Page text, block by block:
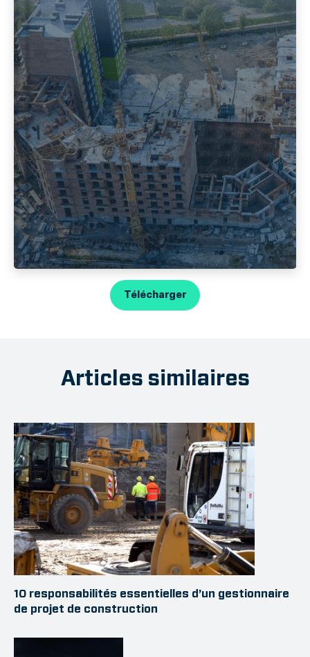
Télécharger
Articles similaires
10 responsabilités essentielles d’un gestionnaire
de projet de construction